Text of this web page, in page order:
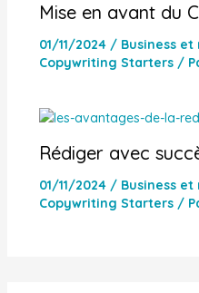
Mise en avant du
01/11/2024 / Business
Copywriting Starters/
Rédiger avec
01/11/2024 / Business
Copywriting Starters/